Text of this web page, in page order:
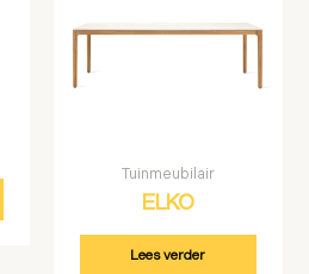
Tuinmeubilair
ELKO
Lees verder